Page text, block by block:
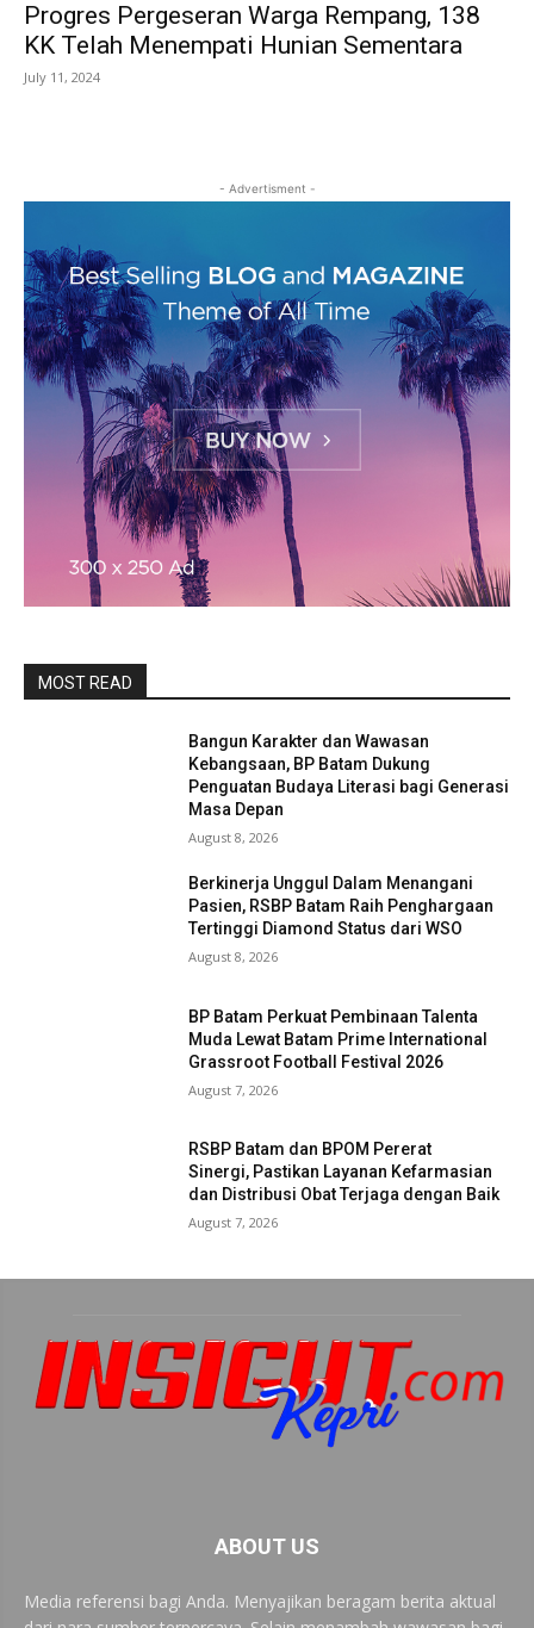
Progres Pergeseran Warga Rempang, 138
KK Telah Menempati Hunian Sementara
July 11, 2024
- Advertisment -
MOST READ
Bangun Karakter dan Wawasan
Kebangsaan, BP Batam Dukung
Penguatan Budaya Literasi bagi Generasi
Masa Depan
August 8, 2026
Berkinerja Unggul Dalam Menangani
Pasien, RSBP Batam Raih Penghargaan
Tertinggi Diamond Status dari WSO
August 8, 2026
BP Batam Perkuat Pembinaan Talenta
Muda Lewat Batam Prime International
Grassroot Football Festival 2026
August 7, 2026
RSBP Batam dan BPOM Pererat
Sinergi, Pastikan Layanan Kefarmasian
dan Distribusi Obat Terjaga dengan Baik
August 7, 2026
ABOUT US
Media referensi bagi Anda. Menyajikan beragam berita aktual